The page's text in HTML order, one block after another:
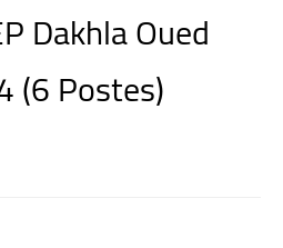
Dakhla Oued
(6 Postes)